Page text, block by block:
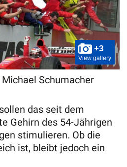
+3
View gallery
Schumacher
das seit dem
Gehirn des 54-Jährigen
stimulieren. Ob die
ist, bleibt jedoch ein